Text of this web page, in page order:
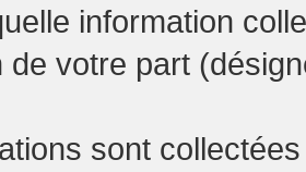
information
de votre part
sont